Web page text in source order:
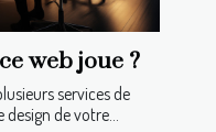
web joue ?
services de
de votre...